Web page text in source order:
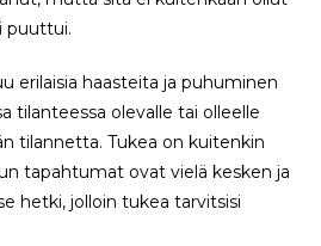
puuttui.
erilaisia haasteita ja puhuminen
tilanteessa olevalle tai olleelle
tilannetta. Tukea on kuitenkin
tapahtumat ovat vielä kesken ja
hetki, jolloin tukea tarvitsisi